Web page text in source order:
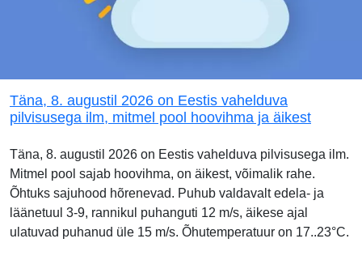
Täna, 8. augustil 2026 on Eestis vahelduva
pilvisusega ilm, mitmel pool hoovihma ja äikest
Täna, 8. augustil 2026 on Eestis vahelduva pilvisusega ilm.
Mitmel pool sajab hoovihma, on äikest, võimalik rahe.
Õhtuks sajuhood hõrenevad. Puhub valdavalt edela- ja
läänetuul 3-9, rannikul puhanguti 12 m/s, äikese ajal
ulatuvad puhanud üle 15 m/s. Õhutemperatuur on 17..23°C.